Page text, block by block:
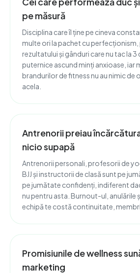
pe măsură
Disciplina care îl ține pe cineva
multe ori la pachet cu perfecționism,
rezultatului și gânduri care nu tac la
puternice ascund minți anxioase, iar
brandurilor de fitness nu au nimic de
acela.
Antrenorii preiau
nicio supapă
Antrenorii personali, profesorii de
BJJ și instructorii de clasă sunt pe
pe jumătate confidenți, indiferent
nu pentru asta. Burnout-ul, anulările
echipă te costă continuitate, membri
Promisiunile de wellness
marketing